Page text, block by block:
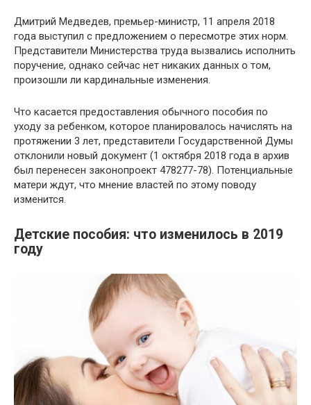
Дмитрий Медведев, премьер-министр, 11 апреля 2018
года выступил с предложением о пересмотре этих норм.
Представители Министерства труда вызвались исполнить
поручение, однако сейчас нет никаких данных о том,
произошли ли кардинальные изменения.
Что касается предоставления обычного пособия по
уходу за ребенком, которое планировалось начислять на
протяжении 3 лет, представители Государственной Думы
отклонили новый документ (1 октября 2018 года в архив
был перенесен законопроект 478277-78). Потенциальные
матери ждут, что мнение властей по этому поводу
изменится.
Детские пособия: что изменилось в 2019
году